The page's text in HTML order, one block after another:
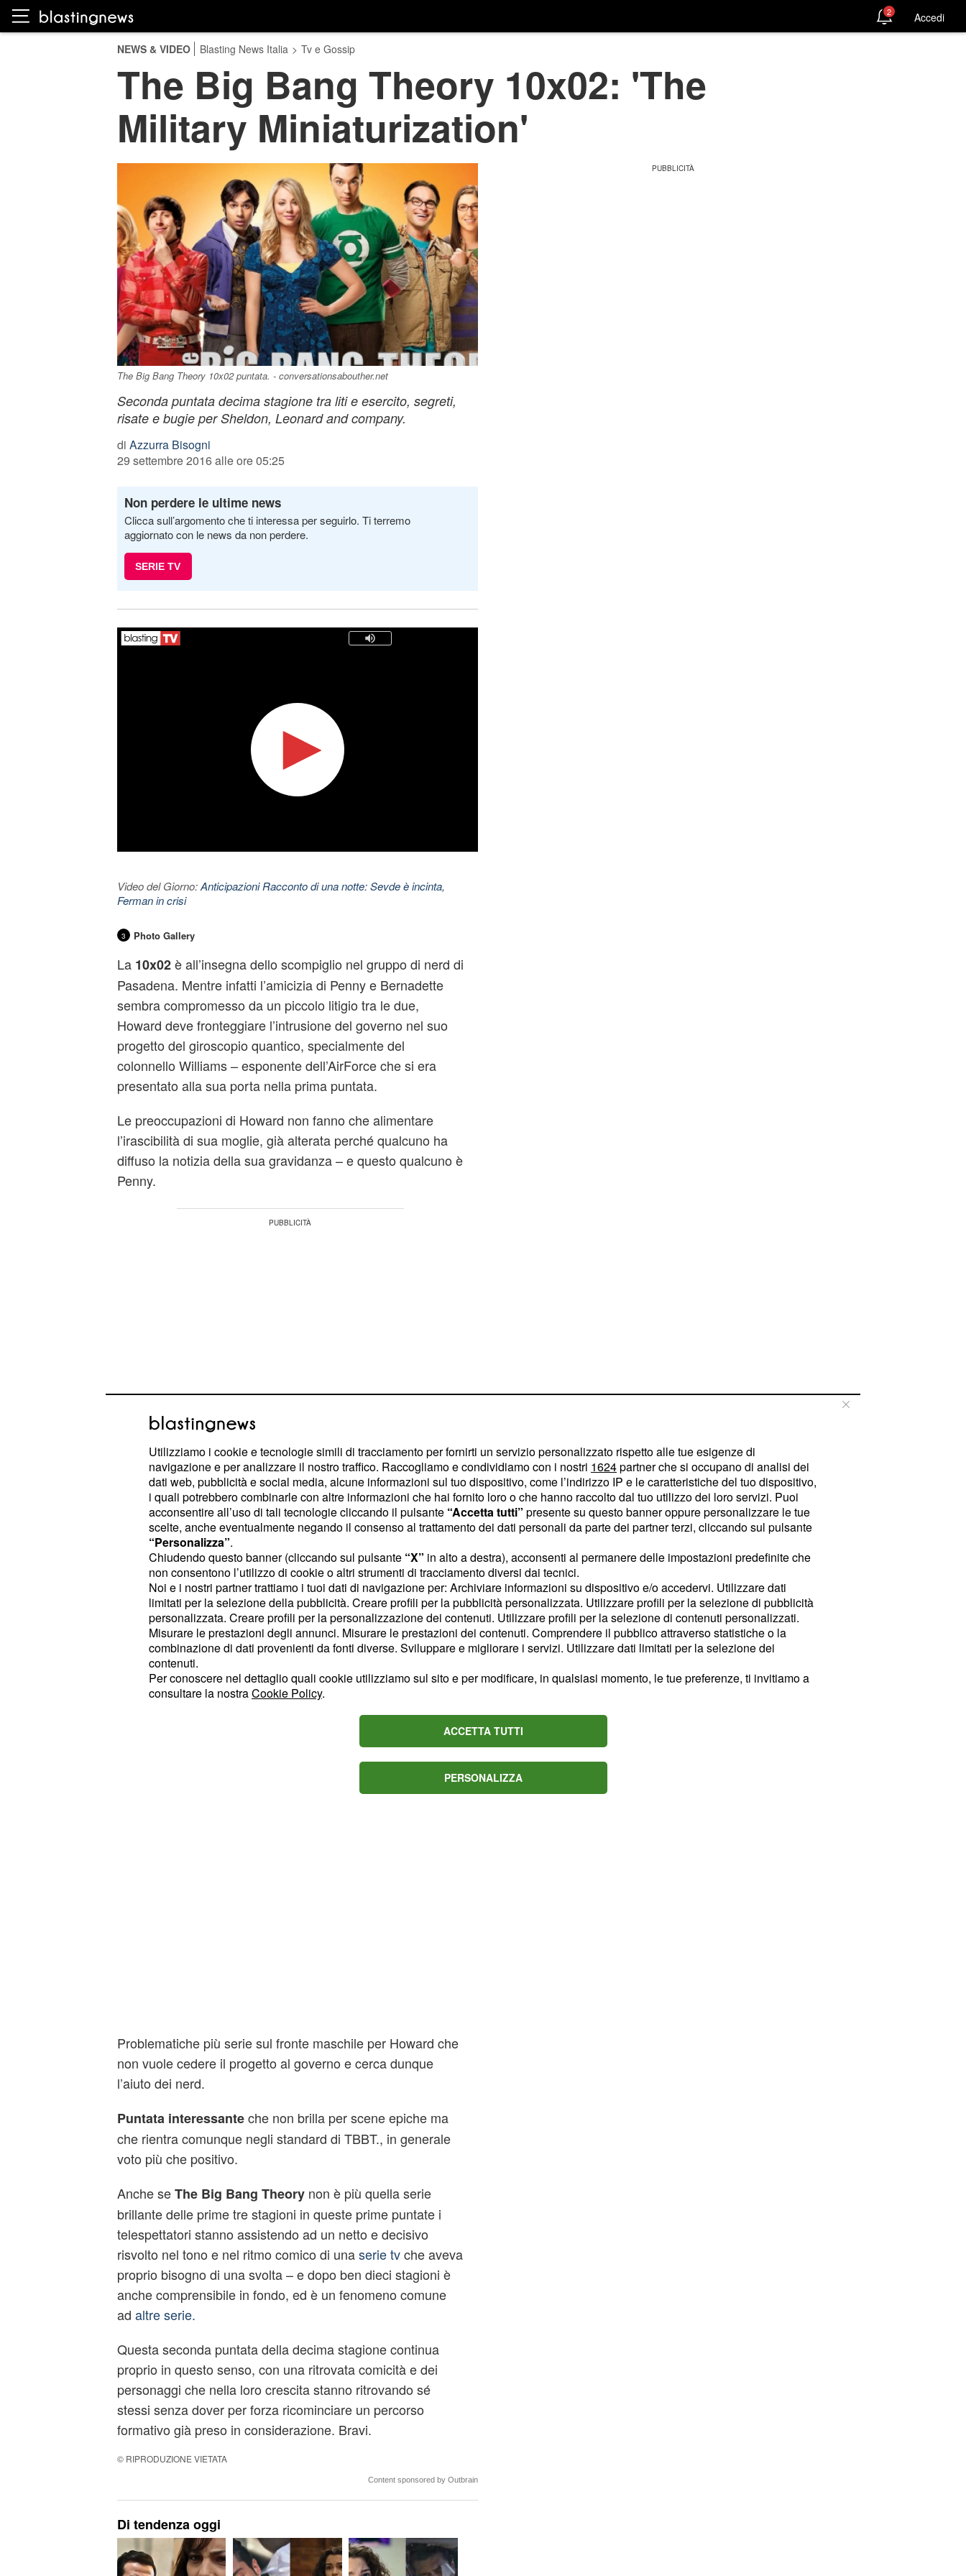
2 Accedi
NEWS & VIDEO Blasting News Italia > Tv e Gossip
The Big Bang Theory 10x02: 'The
Military Miniaturization'
The Big Bang Theory 10x02 puntata. - conversationsabouther.net
Seconda puntata decima stagione tra liti e esercito, segreti,
risate e bugie per Sheldon, Leonard and company.
di Azzurra Bisogni
29 settembre 2016 alle ore 05:25
Non perdere le ultime news
Clicca sull’argomento che ti interessa per seguirlo. Ti terremo
aggiornato con le news da non perdere.
SERIE TV
Video del Giorno:Anticipazioni Racconto di una notte: Sevde è incinta,
Ferman in crisi
3 Photo Gallery
La 10x02è all’insegna dello scompiglio nel gruppo di nerd di
Pasadena. Mentre infatti l’amicizia di Penny e Bernadette
sembra compromesso da un piccolo litigio tra le due,
Howard deve fronteggiare l’intrusione del governo nel suo
progetto del giroscopio quantico, specialmente del
colonnello Williams – esponente dell’AirForce che si era
presentato alla sua porta nella prima puntata.
Le preoccupazioni di Howard non fanno che alimentare
l’irascibilità di sua moglie, già alterata perché qualcuno ha
diffuso la notizia della sua gravidanza – e questo qualcuno è
Penny.
Contemporaneamente Leonard, Sheldon e Rajesh devono
fornire un supporto all’amico Howard nel tentativo di
nascondere i passi avanti fatti nel suo progetto. Le bugie
non sono certo il forte del gruppo, soprattutto di Sheldon –
che dovrà anche sopportare il colonnello mentre confonde
Star Wars con Star Trek. Molto bene.
Dunque il solito modus operandianche in questa puntata:
una doppia storyline che si snoda leggera tra gag comiche e
la trama che avanza.
Le ragazze sono alle prese con la questione della fiducia
tradita, nello specifico Bernadette si sente tradita e deve ora
affrontare tutta una serie di odiose attenzioni da parte dei
Problematiche più serie sul fronte maschile per Howard che
non vuole cedere il progetto al governo e cerca dunque
l’aiuto dei nerd.
Puntata interessanteche non brilla per scene epiche ma
che rientra comunque negli standard di TBBT., in generale
voto più che positivo.
Anche seThe Big Bang Theorynon è più quella serie
brillante delle prime tre stagioni in queste prime puntate i
telespettatori stanno assistendo ad un netto e decisivo
risvolto nel tono e nel ritmo comico di unaserie tvche aveva
proprio bisogno di una svolta – e dopo ben dieci stagioni è
anche comprensibile in fondo, ed è un fenomeno comune
ad altre serie.
Questa seconda puntata della decima stagione continua
proprio in questo senso, con una ritrovata comicità e dei
personaggi che nella loro crescita stanno ritrovando sé
stessi senza dover per forza ricominciare un percorso
formativo già preso in considerazione. Bravi.
© RIPRODUZIONE VIETATA
Content sponsored by Outbrain
Di tendenza oggi
Utilizziamo i cookie e tecnologie simili di tracciamento per fornirti un servizio personalizzato rispetto alle tue esigenze di
navigazione e per analizzare il nostro traffico. Raccogliamo e condividiamo con i nostri 1624partner che si occupano di analisi dei
dati web, pubblicità e social media, alcune informazioni sul tuo dispositivo, come l’indirizzo IP e le caratteristiche del tuo dispositivo,
i quali potrebbero combinarle con altre informazioni che hai fornito loro o che hanno raccolto dal tuo utilizzo dei loro servizi. Puoi
acconsentire all’uso di tali tecnologie cliccando il pulsante “Accetta tutti” presente su questo banner oppure personalizzare le tue
scelte, anche eventualmente negando il consenso al trattamento dei dati personali da parte dei partner terzi, cliccando sul pulsante
“Personalizza”.
Chiudendo questo banner (cliccando sul pulsante “X” in alto a destra), acconsenti al permanere delle impostazioni predefinite che
non consentono l’utilizzo di cookie o altri strumenti di tracciamento diversi dai tecnici.
Noi e i nostri partner trattiamo i tuoi dati di navigazione per: Archiviare informazioni su dispositivo e/o accedervi. Utilizzare dati
limitati per la selezione della pubblicità. Creare profili per la pubblicità personalizzata. Utilizzare profili per la selezione di pubblicità
personalizzata. Creare profili per la personalizzazione dei contenuti. Utilizzare profili per la selezione di contenuti personalizzati.
Misurare le prestazioni degli annunci. Misurare le prestazioni dei contenuti. Comprendere il pubblico attraverso statistiche o la
combinazione di dati provenienti da fonti diverse. Sviluppare e migliorare i servizi. Utilizzare dati limitati per la selezione dei
contenuti.
Per conoscere nel dettaglio quali cookie utilizziamo sul sito e per modificare, in qualsiasi momento, le tue preferenze, ti invitiamo a
consultare la nostraCookie Policy.
ACCETTA TUTTI
PERSONALIZZA